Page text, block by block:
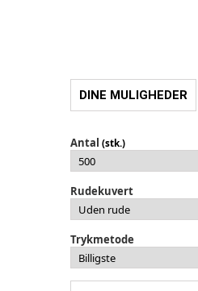
DINE MULIGHEDER
Antal (stk.)
Rudekuvert
Trykmetode